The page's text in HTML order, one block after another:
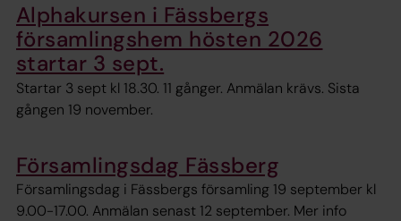
Alphakursen i Fässbergs
församlingshem hösten 2026
startar 3 sept.
Startar 3 sept kl 18.30. 11 gånger. Anmälan krävs. Sista
gången 19 november.
Församlingsdag Fässberg
Församlingsdag i Fässbergs församling 19 september kl
9.00-17.00. Anmälan senast 12 september. Mer info